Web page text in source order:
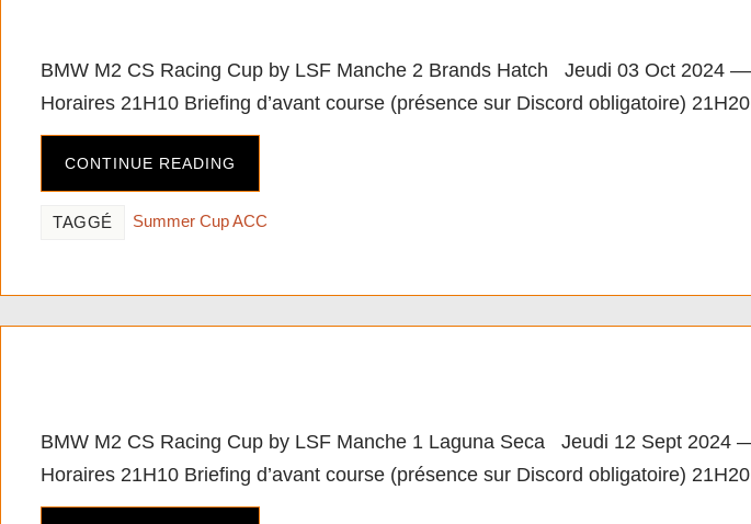
BMW M2 CS Racing Cup by LSF Manche 2 Brands Hatch Jeudi 03 Oct
Horaires 21H10 Briefing d’avant course (présence sur Discord obligatoire)
CONTINUE READING
TAGGÉ Summer Cup ACC
BMW M2 CS Racing Cup by LSF Manche 1 Laguna Seca Jeudi 12 Sept
Horaires 21H10 Briefing d’avant course (présence sur Discord obligatoire)